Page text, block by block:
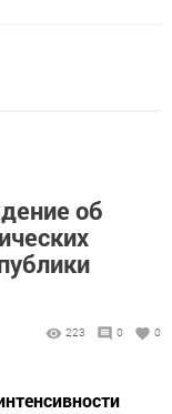
об
223 0 0